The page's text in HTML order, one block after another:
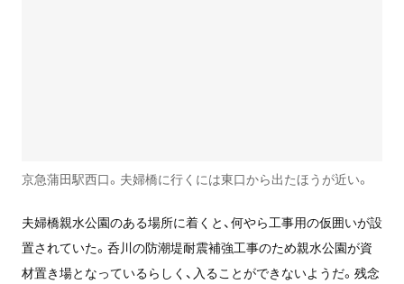
京急蒲田駅西口。夫婦橋に行くには東口から出たほうが近い。
夫婦橋親水公園のある場所に着くと、何やら工事用の仮囲いが設
置されていた。呑川の防潮堤耐震補強工事のため親水公園が資
材置き場となっているらしく、入ることができないようだ。残念